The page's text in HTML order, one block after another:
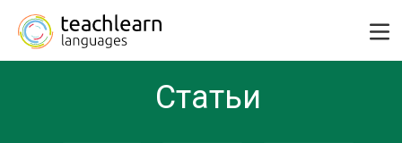
Статьи